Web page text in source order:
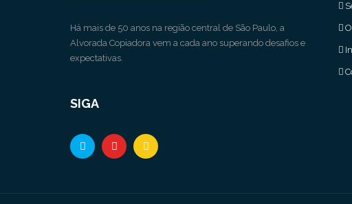
Há mais de 50 anos na região central de São Paulo, a
Alvorada Copiadora vem a cada ano superando desafios e
expectativas.
SIGA